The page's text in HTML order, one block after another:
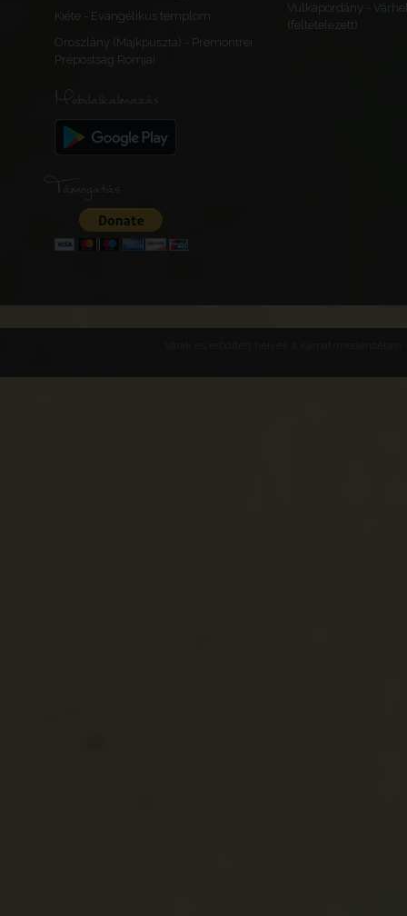
Kiéte - Evangélikus templom
Vulkapordány -
(feltételezett)
Oroszlány (Majkpuszta) - Premontrei
Prépostság Romjai
Mobilalkalmazás
Támogatás